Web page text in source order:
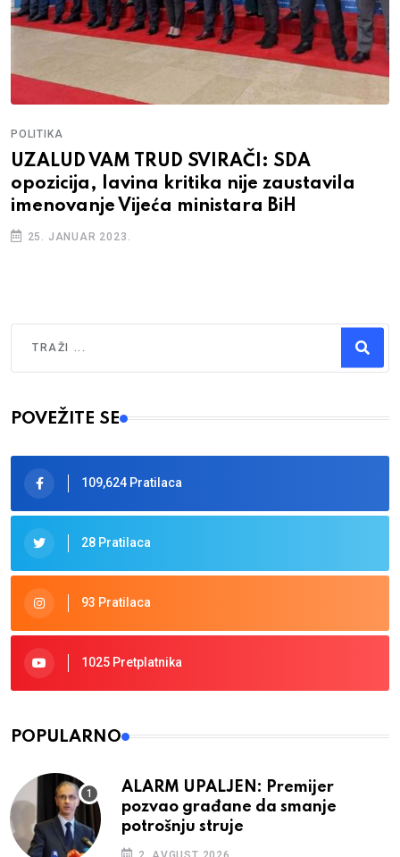
POLITIKA
UZALUD VAM TRUD SVIRAČI: SDA
opozicija, lavina kritika nije zaustavila
imenovanje Vijeća ministara BiH
25. JANUAR 2023.
Type 2 or more characters for results.
POVEŽITE SE
109,624 Pratilaca
28 Pratilaca
93 Pratilaca
1025 Pretplatnika
POPULARNO
ALARM UPALJEN: Premijer
pozvao građane da smanje
potrošnju struje